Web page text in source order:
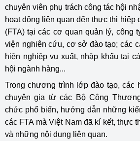
chuyên viên phụ trách công tác hội
hoạt động liên quan đến thực thi
(FTA) tại các cơ quan quản lý, công
viện nghiên cứu, cơ sở đào tạo; các
hiện nghiệp vụ xuất, nhập khẩu tại
hội ngành hàng...
Trong chương trình lớp đào tạo, các
chuyên gia từ các Bộ Công
chức phổ biến, hướng dẫn những
các FTA mà Việt Nam đã kí kết, thực
và những nội dung liên quan.